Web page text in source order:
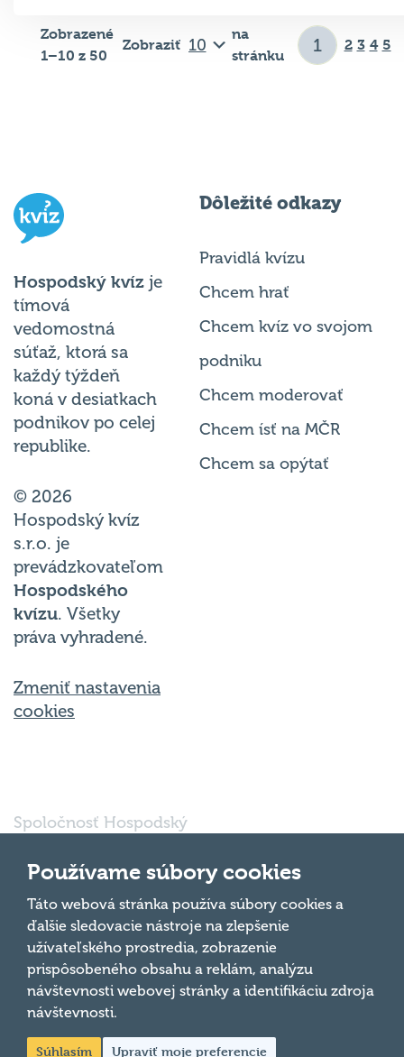
Zobrazené
1–10 z 50
Zobraziť
na
stránku
2 3 4 5
Hospodský kvíz je
tímová
vedomostná
súťaž, ktorá sa
každý týždeň
koná v desiatkach
podnikov po celej
republike.
© 2026
Hospodský kvíz
s.r.o. je
prevádzkovateľom
Hospodského
kvízu. Všetky
práva vyhradené.
Zmeniť nastavenia
cookies
Dôležité odkazy
Pravidlá kvízu
Chcem hrať
Chcem kvíz vo svojom
podniku
Chcem moderovať
Chcem ísť na MČR
Chcem sa opýtať
Spoločnosť Hospodský
sídlom Svätoplukova
16791/30, Bratislava
821 08, IČO: 56 763
697 je vedená pod
oddielom Sro, vložka
číslo 185032/B v
obchodnom registri
Mestského súdu
Bratislava III.
Používame súbory cookies
Táto webová stránka používa súbory cookies a
ďalšie sledovacie nástroje na zlepšenie
užívateľského prostredia, zobrazenie
prispôsobeného obsahu a reklám, analýzu
návštevnosti webovej stránky a identifikáciu zdroja
návštevnosti.
Súhlasím Upraviť moje preferencie